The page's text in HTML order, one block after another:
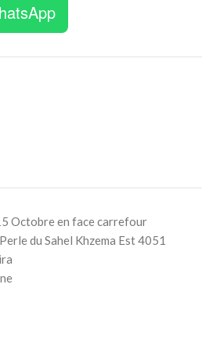
Octobre en face carrefour
du Sahel Khzema Est 4051